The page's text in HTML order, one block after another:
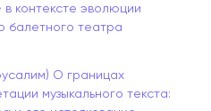
контексте эволюции
балетного театра
О границах
музыкального текста: